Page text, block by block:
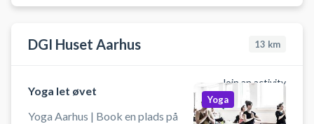
DGI Huset Aarhus 13 km
Join an activity
Yoga let øvet
Yoga Aarhus | Book en plads på
Yoga